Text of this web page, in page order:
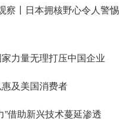
察丨日本拥核野心令人警惕
力量无理打压中国企业
及美国消费者
”借助新兴技术蔓延渗透